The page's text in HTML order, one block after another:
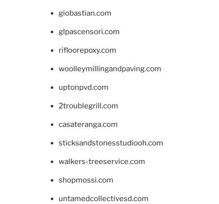
giobastian.com
glpascensori.com
rifloorepoxy.com
woolleymillingandpaving.com
uptonpvd.com
2troublegrill.com
casateranga.com
sticksandstonesstudiooh.com
walkers-treeservice.com
shopmossi.com
untamedcollectivesd.com